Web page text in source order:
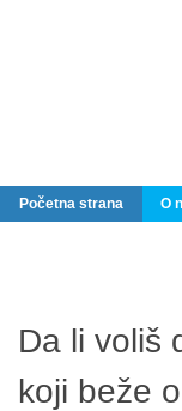
Početna strana O
Da li voliš
koji beže